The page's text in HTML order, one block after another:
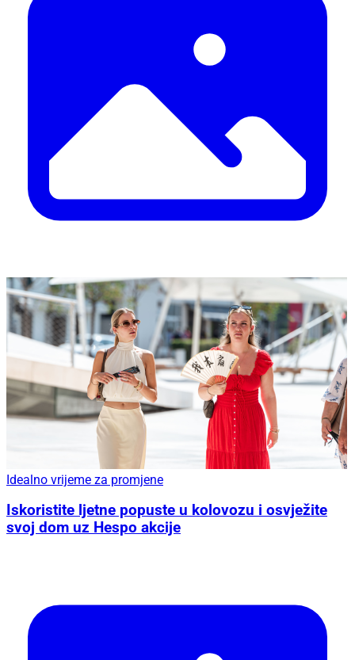
Idealno vrijeme za promjene
Iskoristite ljetne popuste u kolovozu i osvježite
svoj dom uz Hespo akcije